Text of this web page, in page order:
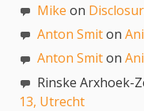
Mike on
Anton Smiton
Anton Smiton
Rinske Arxhoek-
13, Utrecht